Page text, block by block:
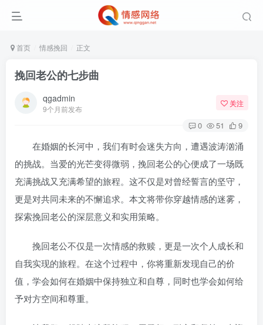
首页 情感挽回 正文
挽回老公的七步曲
qgadmin
9个月前发布
关注
0 51 9
在婚姻的长河中，我们有时会迷失方向，遭遇波涛汹涌
的挑战。当爱的光芒变得微弱，挽回老公的心便成了一场既
充满挑战又充满希望的旅程。这不仅是对曾经誓言的坚守，
更是对共同未来的不懈追求。本文将带你穿越情感的迷雾，
探索挽回老公的深层意义和实用策略。
挽回老公不仅是一次情感的救赎，更是一次个人成长和
自我实现的旅程。在这个过程中，你将重新发现自己的价
值，学会如何在婚姻中保持独立和自尊，同时也学会如何给
予对方空间和尊重。